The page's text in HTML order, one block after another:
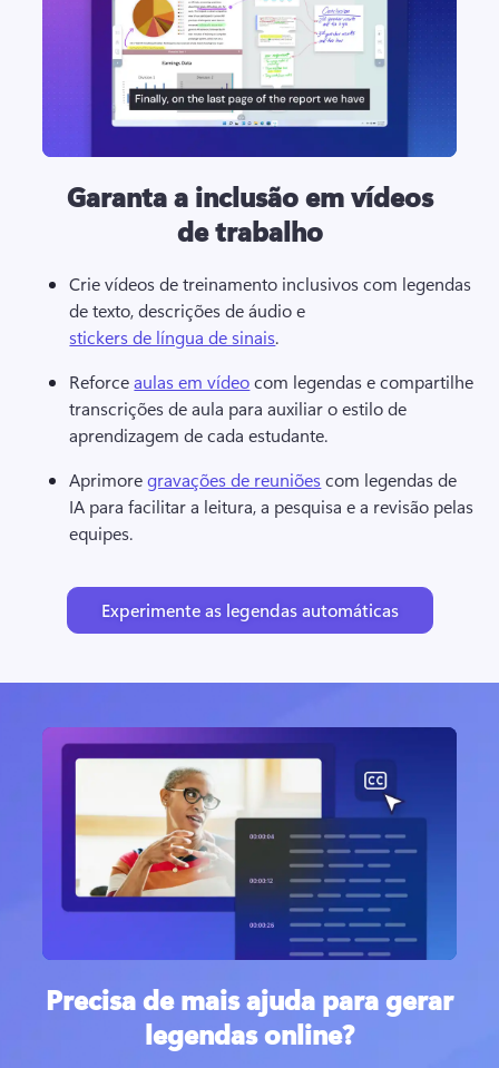
Garanta a inclusão em vídeos
de trabalho
Crie vídeos de treinamento inclusivos com legendas
de texto, descrições de áudio e
stickers de língua de sinais.
Reforce aulas em vídeo com legendas e compartilhe
transcrições de aula para auxiliar o estilo de
aprendizagem de cada estudante.
Aprimore gravações de reuniões com legendas de
IA para facilitar a leitura, a pesquisa e a revisão pelas
equipes.
Experimente as legendas automáticas
Precisa de mais ajuda para gerar
legendas online?